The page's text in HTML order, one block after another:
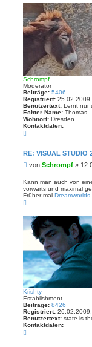
s
h
t
y
c
b
e
n
Schrompf
Moderator
Beiträge: 5406
Registriert:
Benutzertext: Lernt nur
Echter Name: Thomas
Wohnort: Dresden
Kontaktdaten:
t
k
a
t
e
o
S
r
o
m
p
f
RE: VISUAL STUDIO
B
i
t
r
g
von Schrompf »
Kann man auch von
vorwärts und maximal
Früher mal Dreamworlds
c
h
o
Krishty
Establishment
Beiträge: 8426
Registriert:
Benutzertext: state is
Kontaktdaten: